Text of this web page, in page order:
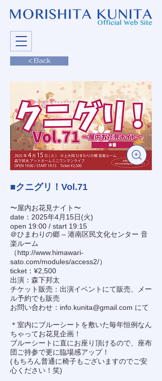
< Back
■クニグリ！Vol.71
〜屋内お花見ナイト〜
date：2025年4月15日(火)
open 19:00 / start 19:15
＠ひまわりの郷 – 港南区民文化センター 音
楽ルーム
（http://www.himawari-
sato.com/modules/access2/）
ticket：¥2,500
出演：森下邦太
チケット販売：出演イベントにて販売、メー
ル予約でも販売
お問い合わせ： info.kunita@gmail.com にて
＊室内にブルーシートを敷いた毎年恒例なん
ちゃってお花見企画！
ブルーシートに直にお座り頂けるので、座布
団ご持参で更に臨場感アップ！
(もちろん普通に椅子もございますのでご安
心ください！笑)